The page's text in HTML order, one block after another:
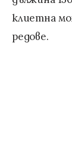
клиетна
редове.